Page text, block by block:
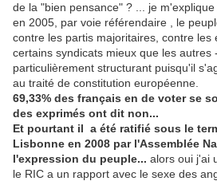
de la "bien pensance" ? ... je m'explique
en 2005, par voie référendaire , le
contre les partis majoritaires, contre les
certains syndicats mieux que les autres
particulièrement structurant puisqu'il
au traité de constitution européenne.
69,33% des français en de voter se
des exprimés ont dit non...
Et pourtant il a été ratifié sous le
Lisbonne en 2008 par l'Assemblée
l'expression du peuple... alors oui j'ai
le RIC a un rapport avec le sexe des